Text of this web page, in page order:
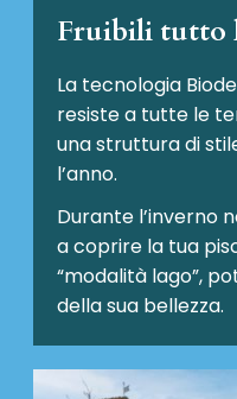
Fruibili tutto
La tecnologia
resiste a tutte le
una struttura di
l’anno.
Durante l’inverno
a coprire la tua
“modalità lago”,
della sua bellezza.